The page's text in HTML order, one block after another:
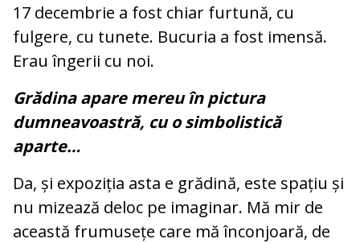
17 decembrie a fost chiar furtună, cu
fulgere, cu tunete. Bucuria a fost imensă.
Erau îngerii cu noi.
Grădina apare mereu în pictura
dumneavoastră, cu o simbolistică
aparte…
Da, și expoziția asta e grădină, este spațiu și
nu mizează deloc pe imaginar. Mă mir de
această frumusețe care mă înconjoară, de